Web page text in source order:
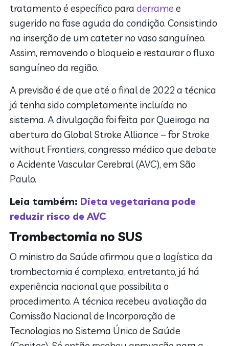
tratamento é específico paraderrame e
sugerido na fase aguda da condição. Consistindo
na inserção de um cateter no vaso sanguíneo.
Assim, removendo o bloqueio e restaurar o fluxo
sanguíneo da região.
A previsão é de que até o final de 2022 a técnica
já tenha sido completamente incluída no
sistema. A divulgação foi feita por Queiroga na
abertura do Global Stroke Alliance – for Stroke
without Frontiers, congresso médico que debate
o Acidente Vascular Cerebral (AVC), em São
Paulo.
Leia também: Dieta vegetariana pode
reduzir risco de AVC
Trombectomia no SUS
O ministro da Saúde afirmou que a logística da
trombectomia é complexa, entretanto, já há
experiência nacional que possibilita o
procedimento. A técnica recebeu avaliação da
Comissão Nacional de Incorporação de
Tecnologias no Sistema Único de Saúde